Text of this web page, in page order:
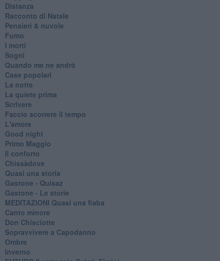
Distanza
Racconto di Natale
Pensieri & nuvole
Fumo
I morti
Sogni
Quando me ne andrò
Case popolari
La notte
La quiete prima
Scrivere
Faccio scorrere il tempo
L'amore
Good night
Primo Maggio
Il conforto
Chissàdove
Quasi una storia
Gastone - Quisaz
Gastone - Le storie
MEDITAZIONI Quasi una fiaba
Canto minore
Don Chisciotte
Sopravvivere a Capodanno
Ombre
Inverno